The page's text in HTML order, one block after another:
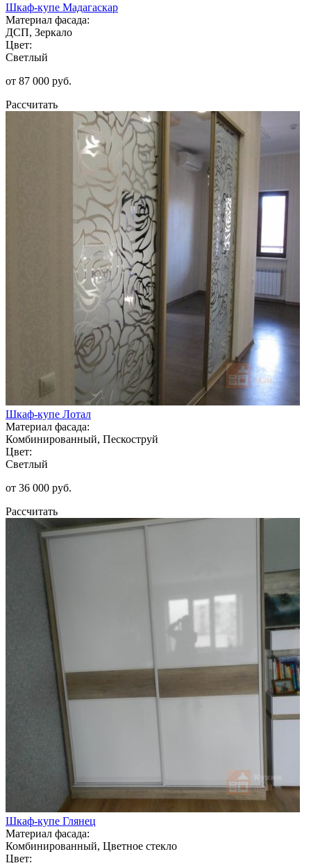
Шкаф-купе Мадагаскар
Материал фасада:
ДСП, Зеркало
Цвет:
Светлый
от 87 000 руб.
Рассчитать
Шкаф-купе Лотал
Материал фасада:
Комбинированный, Пескоструй
Цвет:
Светлый
от 36 000 руб.
Рассчитать
Шкаф-купе Глянец
Материал фасада:
Комбинированный, Цветное стекло
Цвет: